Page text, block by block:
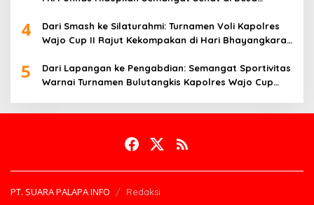
4
Dari Smash ke Silaturahmi: Turnamen Voli Kapolres
Wajo Cup II Rajut Kekompakan di Hari Bhayangkara
5
Dari Lapangan ke Pengabdian: Semangat Sportivitas
Warnai Turnamen Bulutangkis Kapolres Wajo Cup
PT. SUARA PALAPA INFO Redaksi